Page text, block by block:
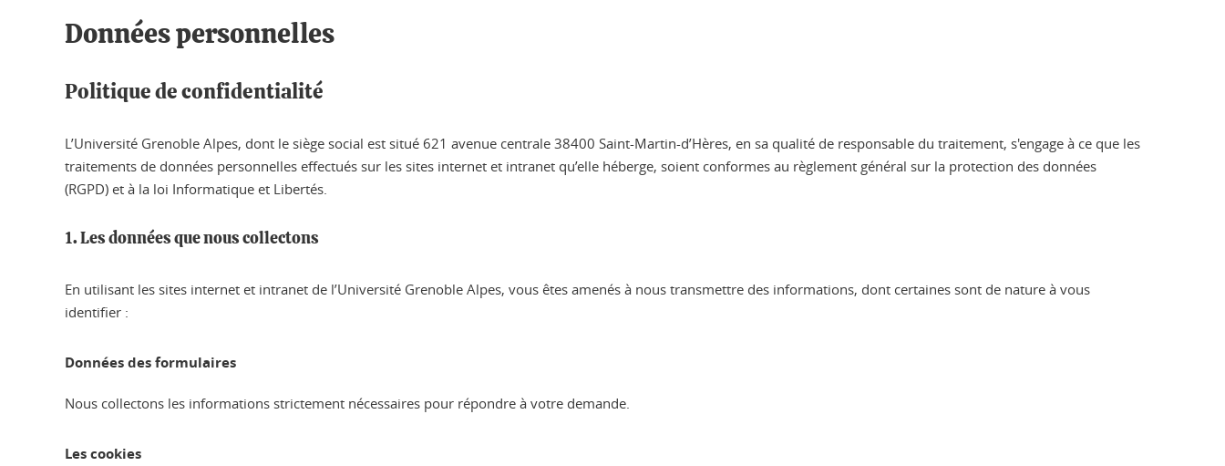
Données personnelles
Politique de confidentialité
L’Université Grenoble Alpes, dont le siège social est situé 621 avenue centrale 38400 Saint-Martin-d’Hères, en sa qualité de responsable du traitement, s'engage à ce que les
traitements de données personnelles effectués sur les sites internet et intranet qu’elle héberge, soient conformes au règlement général sur la protection des données
(RGPD) et à la loi Informatique et Libertés.
1. Les données que nous collectons
En utilisant les sites internet et intranet de l’Université Grenoble Alpes, vous êtes amenés à nous transmettre des informations, dont certaines sont de nature à vous
identifier :
Données des formulaires
Nous collectons les informations strictement nécessaires pour répondre à votre demande.
Les cookies